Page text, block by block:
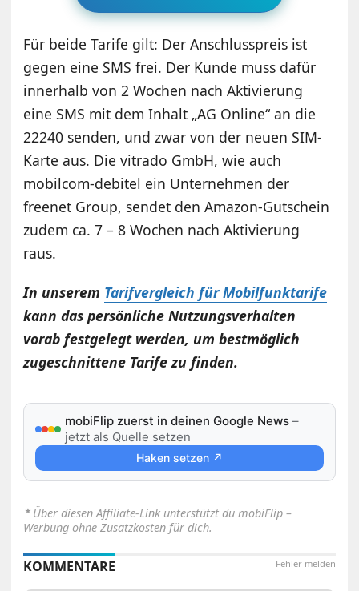
Für beide Tarife gilt: Der Anschlusspreis ist
gegen eine SMS frei. Der Kunde muss dafür
innerhalb von 2 Wochen nach Aktivierung
eine SMS mit dem Inhalt „AG Online“ an die
22240 senden, und zwar von der neuen SIM-
Karte aus. Die vitrado GmbH, wie auch
mobilcom-debitel ein Unternehmen der
freenet Group, sendet den Amazon-Gutschein
zudem ca. 7 – 8 Wochen nach Aktivierung
raus.
In unserem Tarifvergleich für Mobilfunktarife
kann das persönliche Nutzungsverhalten
vorab festgelegt werden, um bestmöglich
zugeschnittene Tarife zu finden.
mobiFlip zuerst in deinen Google News –
jetzt als Quelle setzen
Haken setzen ↗
⋆ Über diesen Affiliate-Link unterstützt du mobiFlip –
Werbung ohne Zusatzkosten für dich.
Fehler melden
KOMMENTARE